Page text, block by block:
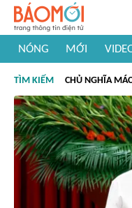
NÓNG MỚI
#Khám phá thế giới
TÌM KIẾM CHỦ NGHĨA MÁC